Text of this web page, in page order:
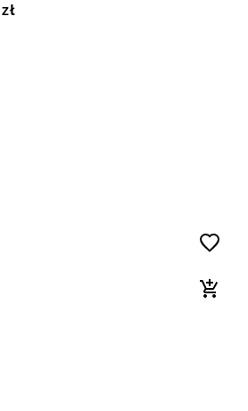
zł